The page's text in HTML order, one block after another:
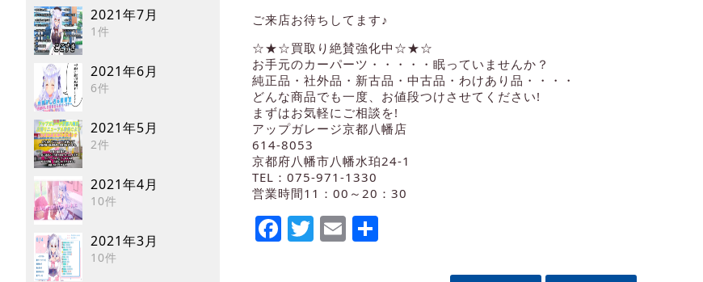
2021年7月
1件
2021年6月
6件
2021年5月
2件
2021年4月
10件
2021年3月
10件
ご来店お待ちしてます♪
☆★☆買取り絶賛強化中☆★☆
お手元のカーパーツ・・・・・眠っていませんか？
純正品・社外品・新古品・中古品・わけあり品・・・・
どんな商品でも一度、お値段つけさせてください!
まずはお気軽にご相談を!
アップガレージ京都八幡店
614-8053
京都府八幡市八幡水珀24-1
TEL：075-971-1330
営業時間11：00～20：30
Facebook
Twitter
Email